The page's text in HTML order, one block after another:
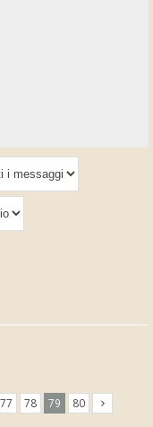
77 78 79 80